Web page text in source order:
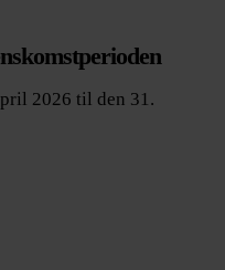
2026 til den 31.